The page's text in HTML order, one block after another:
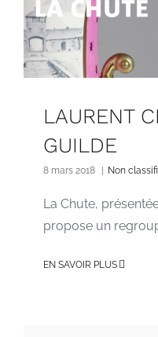
LAURENT
GUILDE
8 mars 2018 | Non
La Chute,
propose un
EN SAVOIR PLUS